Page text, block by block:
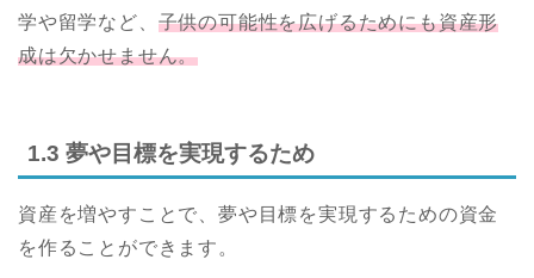
学や留学など、 子供の可能性を広げるためにも資産形
成は欠かせません。
1.3 夢や目標を実現するため
資産を増やすことで、夢や目標を実現するための資金
を作ることができます。